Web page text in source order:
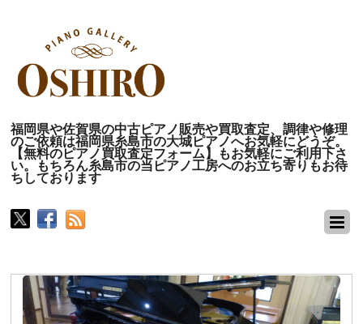
福岡県や佐賀県の中古ピアノ販売や買取査定、調律や修理
のご依頼は福岡県糸島市の大城ピアノへお気軽にどうぞ。
【無料のピアノ買取査定フォーム】もお気軽にご利用下さ
い。もちろん糸島市の当ピアノ工房へのお立ち寄りもお待
ちしております